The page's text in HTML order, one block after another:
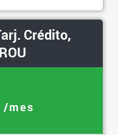
Crédito,
/mes